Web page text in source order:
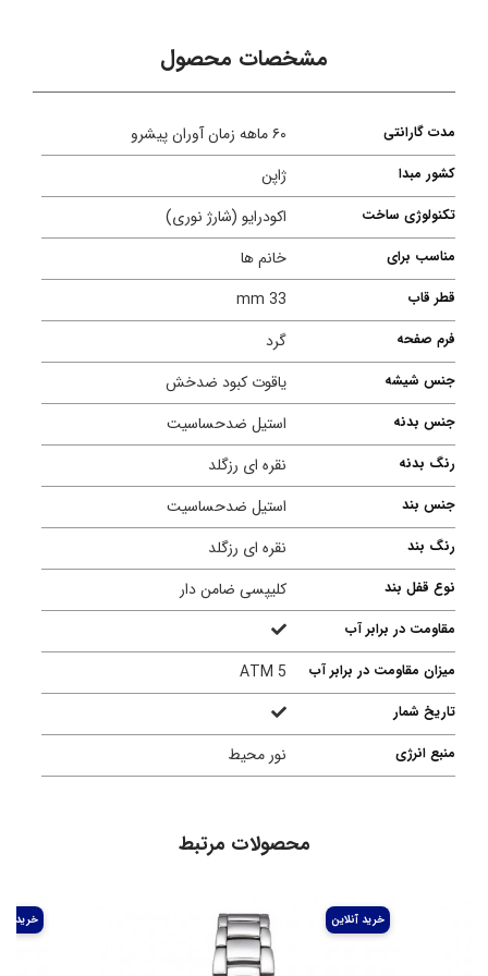
مشخصات محصول
مدت گارانتی ۶۰ ماهه زمان آوران پیشرو
کشور مبدا ژاپن
تکنولوژی ساخت اکودرایو (شارژ نوری)
مناسب برای خانم ها
قطر قاب 33 mm
فرم صفحه گرد
جنس شیشه یاقوت کبود ضدخش
جنس بدنه استیل ضدحساسیت
رنگ بدنه نقره ای رزگلد
جنس بند استیل ضدحساسیت
رنگ بند نقره ای رزگلد
نوع قفل بند کلیپسی ضامن دار
مقاومت در برابر آب
میزان مقاومت در برابر آب
5 ATM
تاریخ شمار
منبع انرژی
نور محیط
محصولات مرتبط